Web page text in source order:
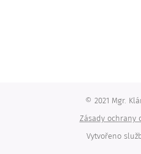
© 2021 Mgr.
Zásady ochrany
Vytvořeno